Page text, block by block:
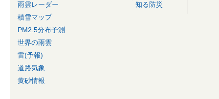
雨雲レーダー
積雪マップ
PM2.5分布予測
世界の雨雲
雷(予報)
道路気象
黄砂情報
知る防災